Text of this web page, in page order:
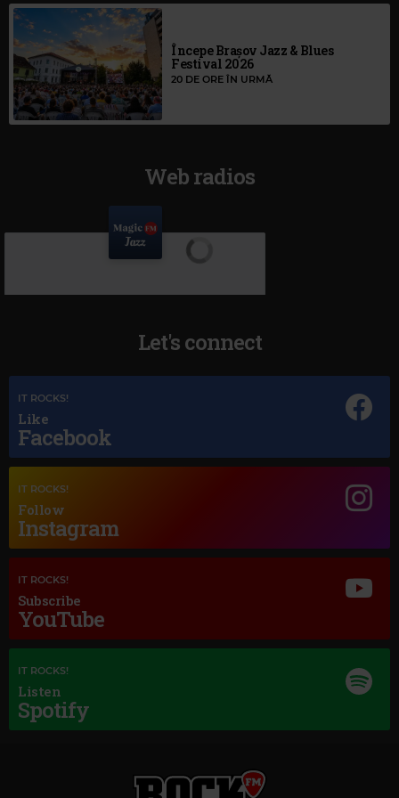
Începe Brașov Jazz & Blues
Festival 2026
20 DE ORE ÎN URMĂ
Web radios
DIANA KRALL HOW DEEP IS THE OCEAN AUDIO
Let's connect
IT ROCKS!
Like
Facebook
IT ROCKS!
Follow
Instagram
IT ROCKS!
Subscribe
YouTube
IT ROCKS!
Listen
Spotify